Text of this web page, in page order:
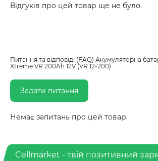
Відгуків про цей товар ще не було.
Питання та відповіді (FAQ) Акумуляторна
Xtreme VR 200Ah 12V (VR 12-200)
Задати питання
Немає запитань про цей товар.
Cellmarket - твій позитивний